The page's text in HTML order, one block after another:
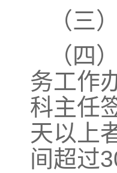
（三
（四
务工作
科主任
天以上
间超过